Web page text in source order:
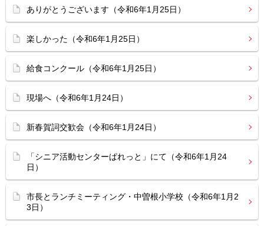
ありがとうございます（令和6年1月25日）
楽しかった（令和6年1月25日）
給食コンクール（令和6年1月25日）
現場へ（令和6年1月24日）
新春賀詞交歓会（令和6年1月24日）
「シニア活動センターぱれっと」にて（令和6年1月24
日）
市長とランチミーティング・中曽根小学校（令和6年1月2
3日）